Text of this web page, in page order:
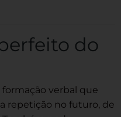
do
verbal que
repetição no futuro, de